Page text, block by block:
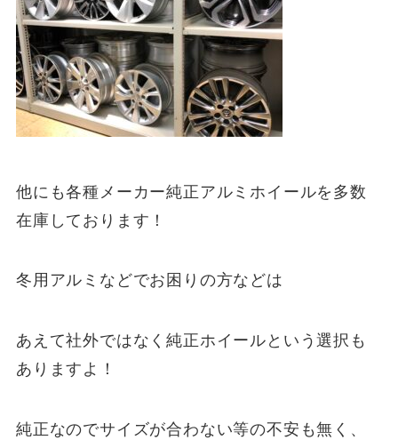
他にも各種メーカー純正アルミホイールを多数
在庫しております！
冬用アルミなどでお困りの方などは
あえて社外ではなく純正ホイールという選択も
ありますよ！
純正なのでサイズが合わない等の不安も無く、